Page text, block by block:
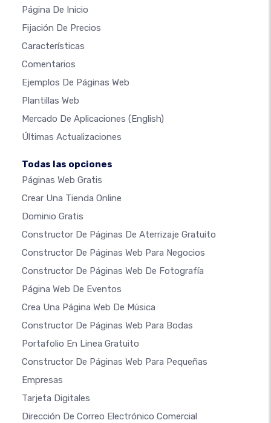
Página De Inicio
Fijación De Precios
Características
Comentarios
Ejemplos De Páginas Web
Plantillas Web
Mercado De Aplicaciones (English)
Últimas Actualizaciones
Todas las opciones
Páginas Web Gratis
Crear Una Tienda Online
Dominio Gratis
Constructor De Páginas De Aterrizaje Gratuito
Constructor De Páginas Web Para Negocios
Constructor De Páginas Web De Fotografía
Página Web De Eventos
Crea Una Página Web De Música
Constructor De Páginas Web Para Bodas
Portafolio En Linea Gratuito
Constructor De Páginas Web Para Pequeñas
Empresas
Tarjeta Digitales
Dirección De Correo Electrónico Comercial